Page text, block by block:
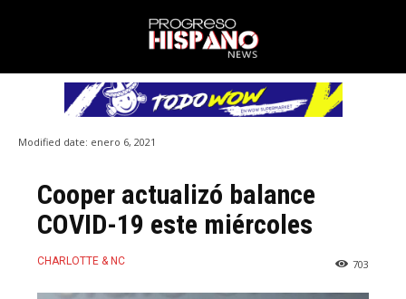
Modified date: enero 6, 2021
Cooper actualizó balance
COVID-19 este miércoles
CHARLOTTE & NC 703